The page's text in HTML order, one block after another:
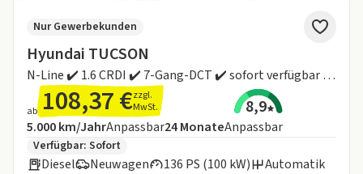
Hyundai TUCSON
N-Line ✔️ 1.6 CRDI ✔️ 7-Gang-DCT ✔️ sofort verfügbar ✔️ Gewerbekundenaktion
Nur Gewerbekunden
ab 108,37 €zzgl.
MwSt.
8,9
Angebotsdetails:
Inklusive Laufleistung
5.000 km/JahrAnpassbarLaufzeit
24MonateAnpassbar
Zusätzliche Fahrzeuginformationen:
Verfügbar: Sofort
Diesel Neuwagen 136 PS (100 kW)
Automatik